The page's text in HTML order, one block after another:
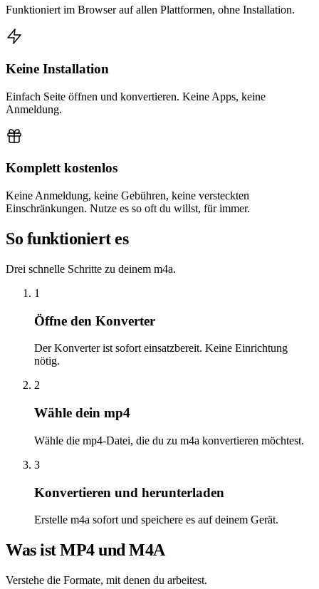
Funktioniert im Browser auf allen Plattformen, ohne Installation.
Keine Installation
Einfach Seite öffnen und konvertieren. Keine Apps, keine
Anmeldung.
Komplett kostenlos
Keine Anmeldung, keine Gebühren, keine versteckten
Einschränkungen. Nutze es so oft du willst, für immer.
So funktioniert es
Drei schnelle Schritte zu deinem m4a.
1
Öffne den Konverter
Der Konverter ist sofort einsatzbereit. Keine Einrichtung
nötig.
2
Wähle dein mp4
Wähle die mp4-Datei, die du zu m4a konvertieren möchtest.
3
Konvertieren und herunterladen
Erstelle m4a sofort und speichere es auf deinem Gerät.
Was ist MP4 und M4A
Verstehe die Formate, mit denen du arbeitest.